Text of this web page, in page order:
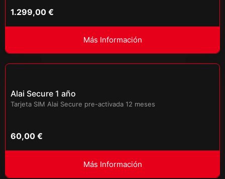
1.299,00 €
Más Información
Alai Secure 1 año
Tarjeta SIM Alai Secure pre-activada 12 meses
60,00 €
Más Información